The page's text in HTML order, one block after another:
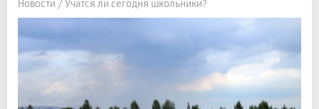
Новости / Учатся ли сегодня школьники?